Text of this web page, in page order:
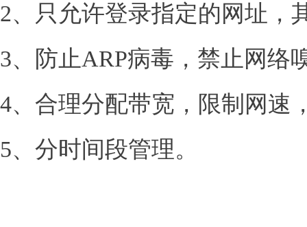
2、只允许登录指定的网址，
3、防止ARP病毒，禁止网络
4、合理分配带宽，限制网速
5、分时间段管理。